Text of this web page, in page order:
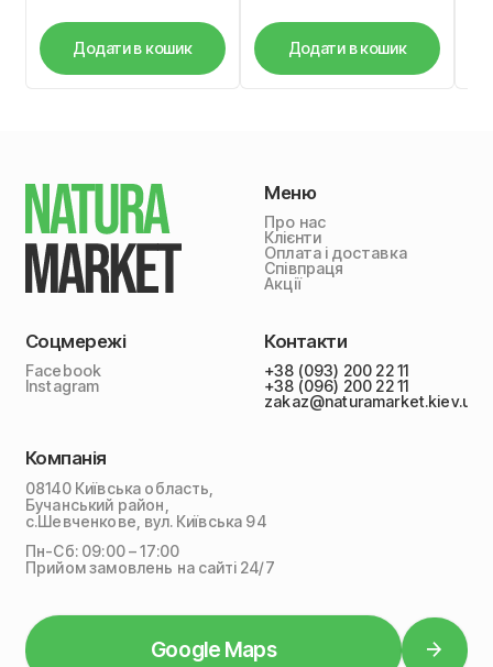
Додати в кошик Додати в кошик
Меню
Про нас
Клієнти
Оплата і доставка
Співпраця
Акції
Соцмережі
Facebook
Instagram
Контакти
+38 (093) 200 22 11
+38 (096) 200 22 11
zakaz@naturamarket.kiev.ua
Компанія
08140 Київська область,
Бучанський район,
с.Шевченкове, вул. Київська 94
Пн-Сб: 09:00 – 17:00
Прийом замовлень на сайті 24/7
Google Maps